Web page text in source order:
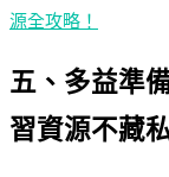
源全攻略！
五、多益準
習資源不藏